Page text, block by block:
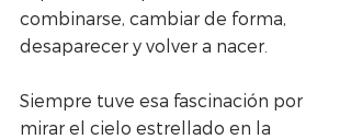
combinarse, cambiar de forma,
desaparecer y volver a nacer.
Siempre tuve esa fascinación por
mirar el cielo estrellado en la